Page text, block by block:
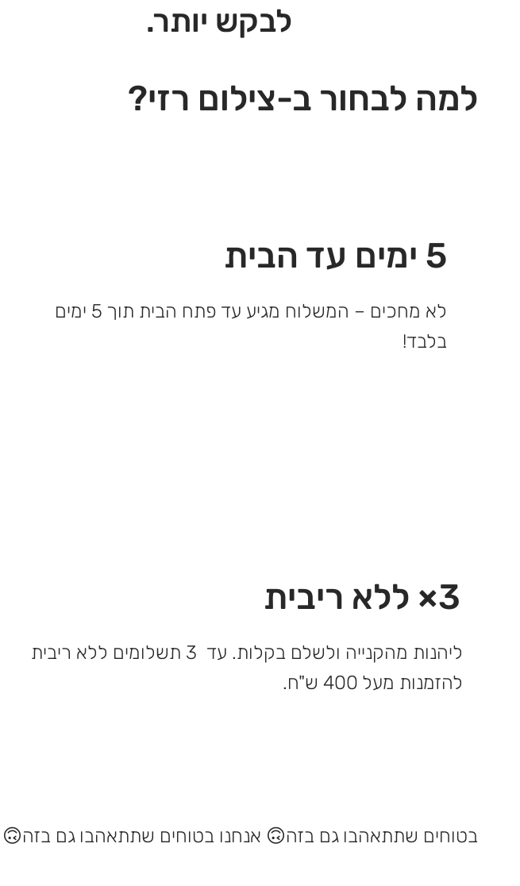
לבקש יותר.
למה לבחור ב-צילום רזי?
5 ימים עד הבית
לא מחכים – המשלוח מגיע עד פתח הבית תוך 5 ימים
בלבד!
3× ללא ריבית
ליהנות מהקנייה ולשלם בקלות. עד 3 תשלומים ללא ריבית
להזמנות מעל 400 ש"ח.